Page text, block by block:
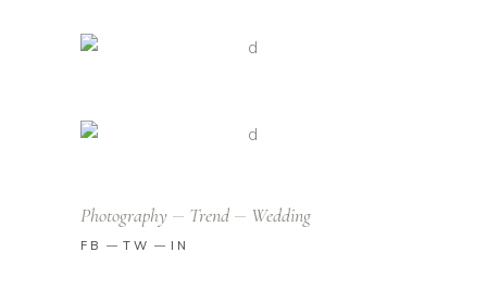
Photography Trend Wedding
FB TW IN